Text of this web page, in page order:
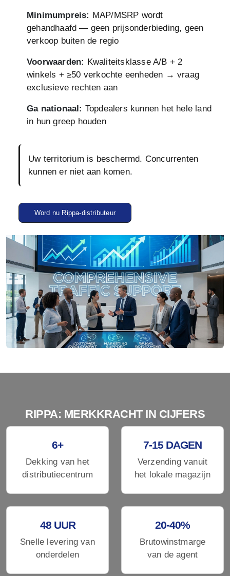
Minimumpreis: MAP/MSRP wordt
gehandhaafd — geen prijsonderbieding, geen
verkoop buiten de regio
Voorwaarden: Kwaliteitsklasse A/B + 2
winkels + ≥50 verkochte eenheden → vraag
exclusieve rechten aan
Ga nationaal: Topdealers kunnen het hele land
in hun greep houden
Uw territorium is beschermd. Concurrenten
kunnen er niet aan komen.
Word nu Rippa-distributeur
RIPPA: MERKKRACHT IN CIJFERS
6+
Dekking van het
distributiecentrum
7-15 DAGEN
Verzending vanuit
het lokale magazijn
48 UUR
Snelle levering van
onderdelen
20-40%
Brutowinstmarge
van de agent